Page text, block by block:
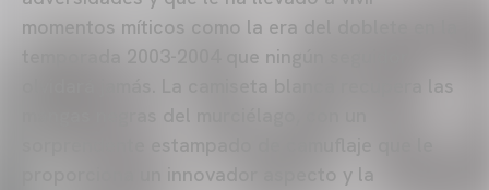
momentos míticos como la era del doblete en la
temporada 2003-2004 que ningún seguidor
proporciona un innovador aspecto y la